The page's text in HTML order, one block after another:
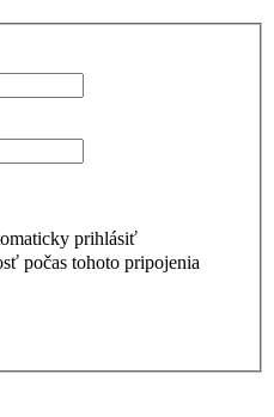
prihlásiť
počas tohoto pripojenia